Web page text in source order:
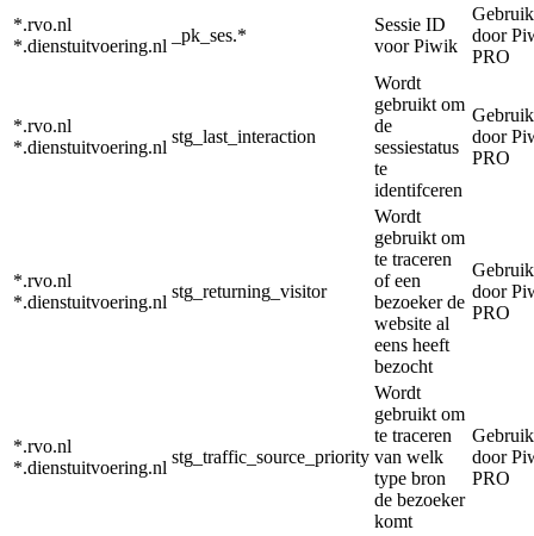
*.rvo.nl
*.dienstuitvoering.nl
_pk_ses.*
Sessie ID
voor Piwik
door
PRO
*.rvo.nl
*.dienstuitvoering.nl
stg_last_interaction
Wordt
gebruikt om
de
sessiestatus
te
identifceren
door
PRO
*.rvo.nl
*.dienstuitvoering.nl
stg_returning_visitor
Wordt
gebruikt om
te traceren
of een
bezoeker de
website al
eens heeft
bezocht
door
PRO
*.rvo.nl
*.dienstuitvoering.nl
stg_traffic_source_priority
Wordt
gebruikt om
te traceren
van welk
type bron
de bezoeker
komt
door
PRO